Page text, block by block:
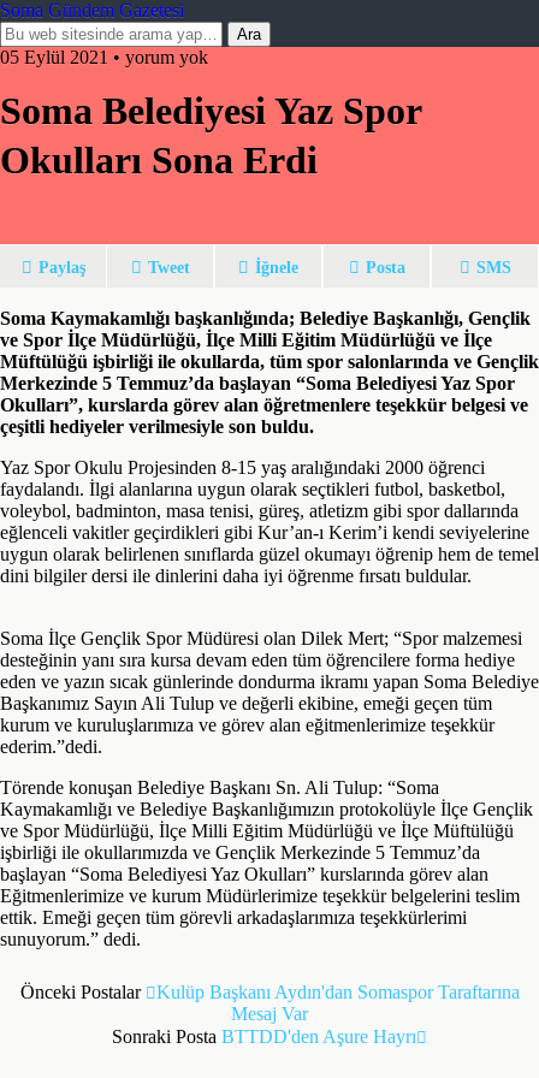
Soma Gündem Gazetesi
05 Eylül 2021 • yorum yok
Soma Belediyesi Yaz Spor
Okulları Sona Erdi
Paylaş Tweet İğnele Posta SMS
Soma Kaymakamlığı başkanlığında; Belediye Başkanlığı, Gençlik
ve Spor İlçe Müdürlüğü, İlçe Milli Eğitim Müdürlüğü ve İlçe
Müftülüğü işbirliği ile okullarda, tüm spor salonlarında ve Gençlik
Merkezinde 5 Temmuz’da başlayan “Soma Belediyesi Yaz Spor
Okulları”, kurslarda görev alan öğretmenlere teşekkür belgesi ve
çeşitli hediyeler verilmesiyle son buldu.
Yaz Spor Okulu Projesinden 8-15 yaş aralığındaki 2000 öğrenci
faydalandı. İlgi alanlarına uygun olarak seçtikleri futbol, basketbol,
voleybol, badminton, masa tenisi, güreş, atletizm gibi spor dallarında
eğlenceli vakitler geçirdikleri gibi Kur’an-ı Kerim’i kendi seviyelerine
uygun olarak belirlenen sınıflarda güzel okumayı öğrenip hem de temel
dini bilgiler dersi ile dinlerini daha iyi öğrenme fırsatı buldular.
Soma İlçe Gençlik Spor Müdüresi olan Dilek Mert; “Spor malzemesi
desteğinin yanı sıra kursa devam eden tüm öğrencilere forma hediye
eden ve yazın sıcak günlerinde dondurma ikramı yapan Soma Belediye
Başkanımız Sayın Ali Tulup ve değerli ekibine, emeği geçen tüm
kurum ve kuruluşlarımıza ve görev alan eğitmenlerimize teşekkür
ederim.”dedi.
Törende konuşan Belediye Başkanı Sn. Ali Tulup: “Soma
Kaymakamlığı ve Belediye Başkanlığımızın protokolüyle İlçe Gençlik
ve Spor Müdürlüğü, İlçe Milli Eğitim Müdürlüğü ve İlçe Müftülüğü
işbirliği ile okullarımızda ve Gençlik Merkezinde 5 Temmuz’da
başlayan “Soma Belediyesi Yaz Okulları” kurslarında görev alan
Eğitmenlerimize ve kurum Müdürlerimize teşekkür belgelerini teslim
ettik. Emeği geçen tüm görevli arkadaşlarımıza teşekkürlerimi
sunuyorum.” dedi.
Önceki Postalar
Kulüp Başkanı Aydın'dan Somaspor Taraftarına
Mesaj Var
Sonraki Posta BTTDD'den Aşure Hayrı